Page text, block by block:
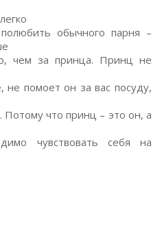
обычного парня –
чем за принца. Принц не
не помоет он за вас посуду,
Потому что принц – это он, а
чувствовать себя на